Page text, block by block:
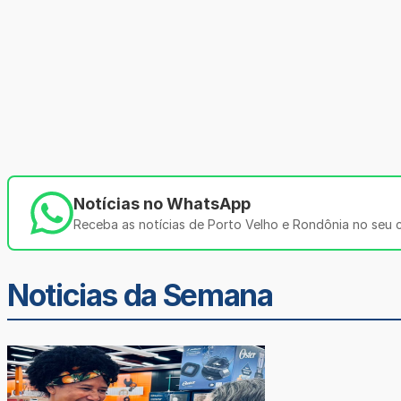
Notícias no WhatsApp
Receba as notícias de Porto Velho e Rondônia no seu
Noticias da Semana